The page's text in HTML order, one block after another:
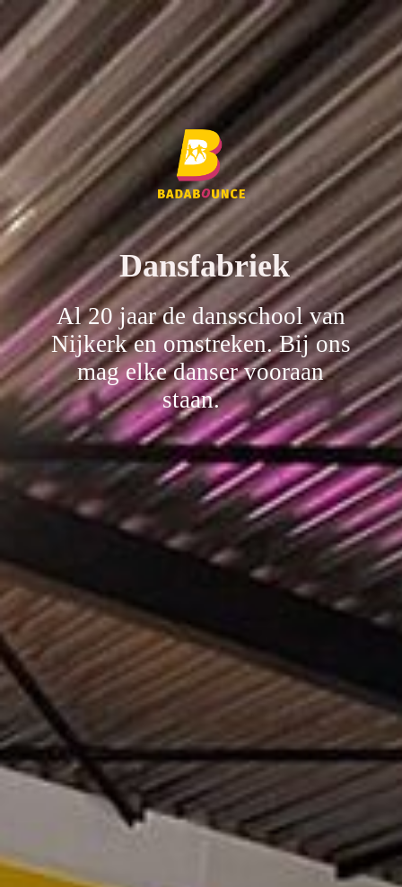
Dansfabriek
Al 20 jaar de dansschool van
Nijkerk en omstreken. Bij ons
mag elke danser vooraan
staan.